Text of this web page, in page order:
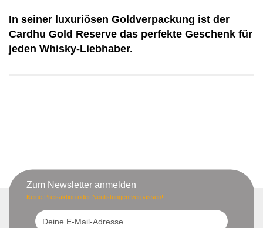
In seiner luxuriösen Goldverpackung ist der
Cardhu Gold Reserve das perfekte Geschenk für
jeden Whisky-Liebhaber.
Zum Newsletter anmelden
Keine Preisaktion oder Neulistungen verpassen!